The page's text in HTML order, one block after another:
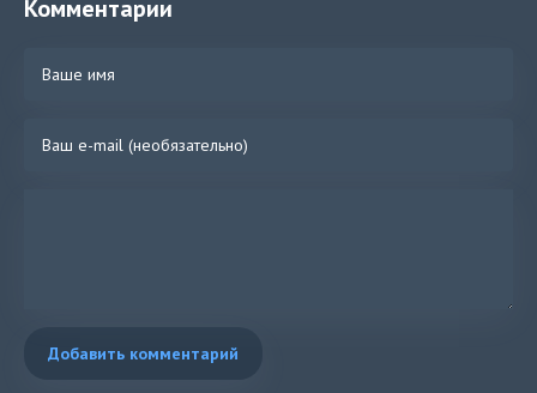
Комментарии
Добавить комментарий